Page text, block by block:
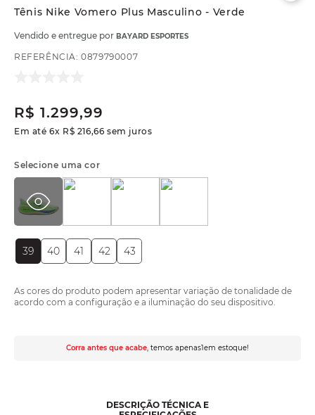
Tênis Nike Vomero Plus Masculino - Verde
Vendido e entregue por BAYARD ESPORTES
REFERÊNCIA:0879790007
R$ 1.299,99
Em até6x R$ 216,66 sem juros
Selecione uma cor
39 40 41 42 43
As cores do produto podem apresentar variação de tonalidade de
acordo com a configuração e a iluminação do seu dispositivo.
Corra antes que acabe, temos apenas1em estoque!
DESCRIÇÃO TÉCNICA E